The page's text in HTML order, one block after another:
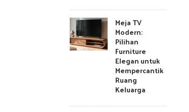
Meja TV
Modern:
Pilihan
Furniture
Elegan untuk
Mempercantik
Ruang
Keluarga